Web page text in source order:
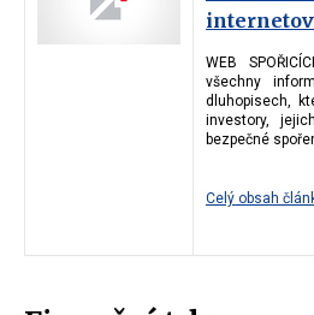
WEB
všechny
dluhopisech,
investory,
bezpečné
Celý obsah